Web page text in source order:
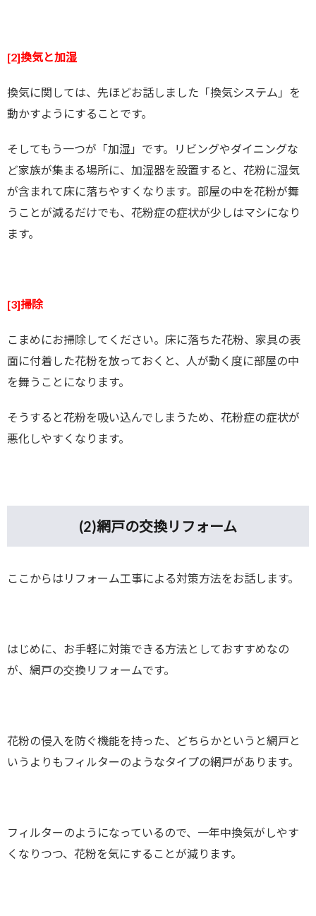
[2]換気と加湿
換気に関しては、先ほどお話しました「換気システム」を
動かすようにすることです。
そしてもう一つが「加湿」です。リビングやダイニングな
ど家族が集まる場所に、加湿器を設置すると、花粉に湿気
が含まれて床に落ちやすくなります。部屋の中を花粉が舞
うことが減るだけでも、花粉症の症状が少しはマシになり
ます。
[3]掃除
こまめにお掃除してください。床に落ちた花粉、家具の表
面に付着した花粉を放っておくと、人が動く度に部屋の中
を舞うことになります。
そうすると花粉を吸い込んでしまうため、花粉症の症状が
悪化しやすくなります。
(2)網戸の交換リフォーム
ここからはリフォーム工事による対策方法をお話します。
はじめに、お手軽に対策できる方法としておすすめなの
が、網戸の交換リフォームです。
花粉の侵入を防ぐ機能を持った、どちらかというと網戸と
いうよりもフィルターのようなタイプの網戸があります。
フィルターのようになっているので、一年中換気がしやす
くなりつつ、花粉を気にすることが減ります。